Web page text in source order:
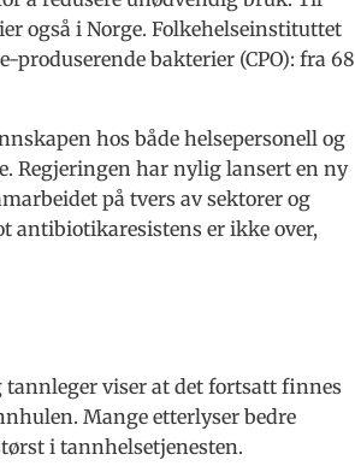
også i Norge. Folkehelseinstituttet
bakterier (CPO): fra 68
hos både helsepersonell og
Regjeringen har nylig lansert en ny
på tvers av sektorer og
antibiotikaresistens er ikke over,
viser at det fortsatt finnes
Mange etterlyser bedre
i tannhelsetjenesten.